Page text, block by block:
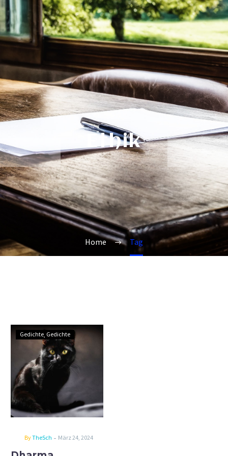
Ethik
Home Tag
Dharma
Gedichte Gedichte
ByTheSch - März 24, 2024